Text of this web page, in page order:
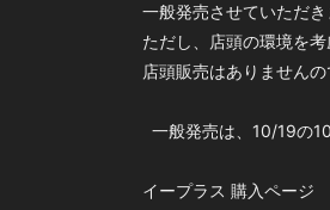
一般発売させていただ
ただし、店頭の環境を
店頭販売はありませんの
一般発売は、10/19の
イープラス 購入ページ